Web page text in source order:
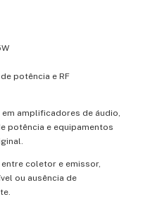
potência e RF
amplificadores de áudio,
potência e equipamentos
coletor e emissor,
ou ausência de